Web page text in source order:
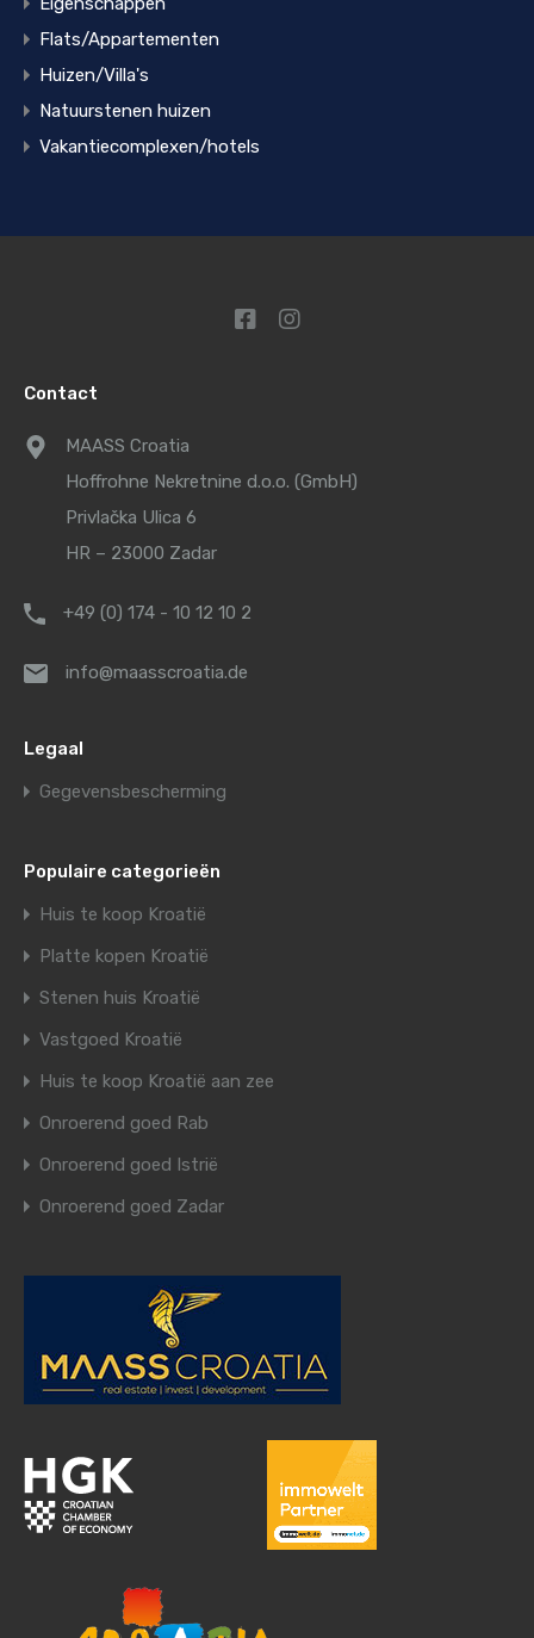
Flats/Appartementen
Huizen/Villa's
Natuurstenen huizen
Vakantiecomplexen/hotels
Contact
MAASS Croatia
Hoffrohne Nekretnine d.o.o. (GmbH)
Privlačka Ulica 6
HR – 23000 Zadar
+49 (0) 174 - 10 12 10 2
info@maasscroatia.de
Legaal
Gegevensbescherming
Populaire categorieën
Huis te koop Kroatië
Platte kopen Kroatië
Stenen huis Kroatië
Vastgoed Kroatië
Huis te koop Kroatië aan zee
Onroerend goed Rab
Onroerend goed Istrië
Onroerend goed Zadar